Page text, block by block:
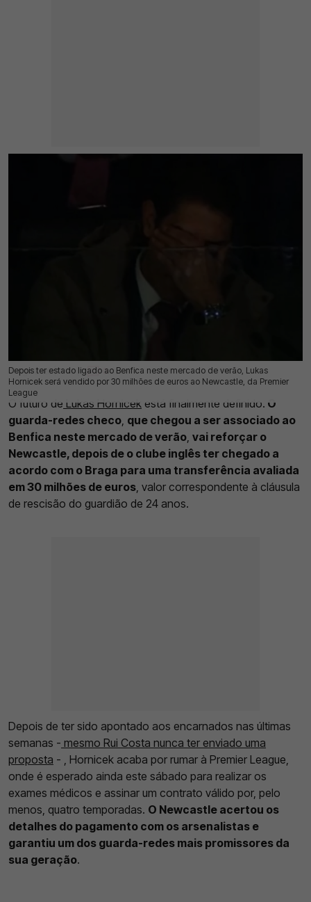
Depois ter estado ligado ao Benfica neste mercado de verão, Lukas
Hornicek será vendido por 30 milhões de euros ao Newcastle, da Premier
League
01 Ago 2026 | 11:49 | 0
O futuro de Lukas Hornicek está finalmente definido. O
guarda-redes checo que chegou a ser associado ao
Benfica neste mercado de verão vai reforçar o
Newcastle, depois de o clube inglês ter chegado a
acordo com o Braga para uma transferência avaliada
em 30 milhões de euros , valor correspondente à cláusula
de rescisão do guardião de 24 anos.
Depois de ter sido apontado aos encarnados nas últimas
semanas - mesmo Rui Costa nunca ter enviado uma
proposta - , Hornicek acaba por rumar à Premier League,
onde é esperado ainda este sábado para realizar os
exames médicos e assinar um contrato válido por, pelo
menos, quatro temporadas. O Newcastle acertou os
detalhes do pagamento com os arsenalistas e
garantiu um dos guarda-redes mais promissores da
sua geração.